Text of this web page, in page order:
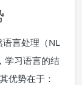
言处理（NL
学习语言的结
优势在于：